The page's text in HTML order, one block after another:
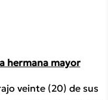
hermana mayor
veinte (20) de sus